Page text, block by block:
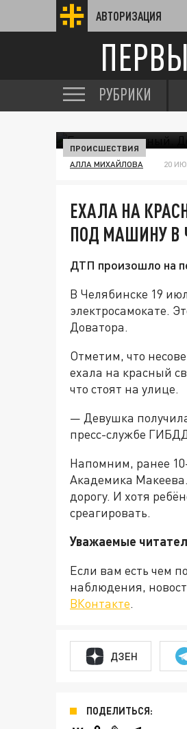
АВТОРИЗАЦИЯ
РУБРИКИ
ПРОИСШЕСТВИЯ
АЛЛА МИХАЙЛОВА 20
ЕХАЛА НА
ПОД МАШИНУ В
ДТП произошло на
В Челябинске 19
электросамокате.
Доватора.
Отметим, что
ехала на красный
что стоят на улице.
— Девушка
пресс-службе
Напомним, ранее
Академика
дорогу. И хотя
среагировать.
Уважаемые
Если вам есть чем
наблюдения,
ВКонтакте.
ДЗЕН
ПОДЕЛИТЬСЯ: